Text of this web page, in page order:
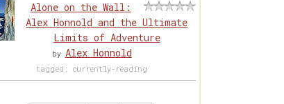
Alone on the Wall:
Alex Honnold and the Ultimate
Limits of Adventure
by Alex Honnold
tagged: currently-reading